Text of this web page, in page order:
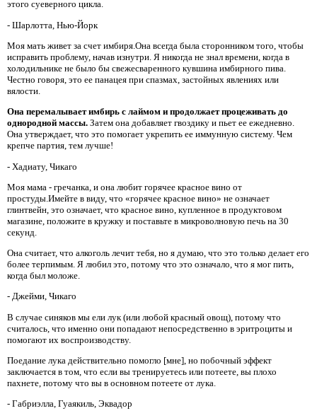
этого суеверного цикла.
- Шарлотта, Нью-Йорк
Моя мать живет за счет имбиря.Она всегда была сторонником того, чтобы
исправить проблему, начав изнутри. Я никогда не знал времени, когда в
холодильнике не было бы свежесваренного кувшина имбирного пива.
Честно говоря, это ее панацея при спазмах, застойных явлениях или
вялости.
Она перемалывает имбирь с лаймом и продолжает процеживать до
однородной массы. Затем она добавляет гвоздику и пьет ее ежедневно.
Она утверждает, что это помогает укрепить ее иммунную систему. Чем
крепче партия, тем лучше!
- Хадиату, Чикаго
Моя мама - гречанка, и она любит горячее красное вино от
простуды.Имейте в виду, что «горячее красное вино» не означает
глинтвейн, это означает, что красное вино, купленное в продуктовом
магазине, положите в кружку и поставьте в микроволновую печь на 30
секунд.
Она считает, что алкоголь лечит тебя, но я думаю, что это только делает его
более терпимым. Я любил это, потому что это означало, что я мог пить,
когда был моложе.
- Джейми, Чикаго
В случае синяков мы ели лук (или любой красный овощ), потому что
считалось, что именно они попадают непосредственно в эритроциты и
помогают их воспроизводству.
Поедание лука действительно помогло [мне], но побочный эффект
заключается в том, что если вы тренируетесь или потеете, вы плохо
пахнете, потому что вы в основном потеете от лука.
- Габриэлла, Гуаякиль, Эквадор